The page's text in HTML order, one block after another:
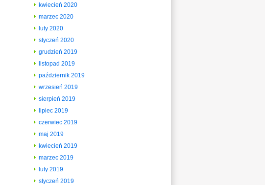
kwiecień 2020
marzec 2020
luty 2020
styczeń 2020
grudzień 2019
listopad 2019
październik 2019
wrzesień 2019
sierpień 2019
lipiec 2019
czerwiec 2019
maj 2019
kwiecień 2019
marzec 2019
luty 2019
styczeń 2019